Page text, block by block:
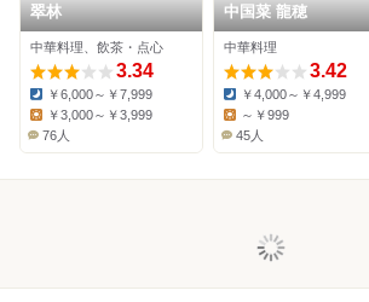
翠林
中華料理、飲茶・点心
3.34
Dinner:
￥6,000～￥7,999
￥3,000～￥3,999
76人
中国菜 龍穂
中華料理
3.42
Dinner:
￥4,000～￥4,999
～￥999
45人